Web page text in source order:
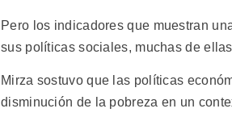
Pero los indicadores que muestran
sus políticas sociales, muchas de
Mirza sostuvo que las políticas
disminución de la pobreza en un